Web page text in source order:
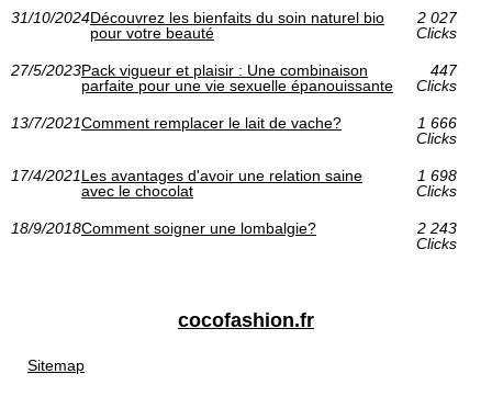
31/10/2024Découvrez les bienfaits du soin naturel bio
pour votre beauté
2 027
Clicks
27/5/2023Pack vigueur et plaisir : Une combinaison
parfaite pour une vie sexuelle épanouissante
447
Clicks
13/7/2021Comment remplacer le lait de vache?
1 666
Clicks
17/4/2021Les avantages d'avoir une relation saine
avec le chocolat
1 698
Clicks
18/9/2018Comment soigner une lombalgie?
2 243
Clicks
cocofashion.fr
Sitemap